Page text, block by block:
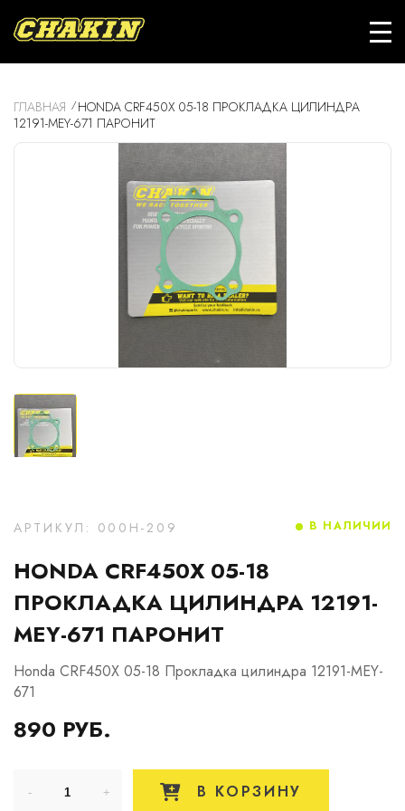
ГЛАВНАЯ
HONDA CRF450X 05-18 ПРОКЛАДКА ЦИЛИНДРА
12191-MEY-671 ПАРОНИТ
АРТИКУЛ: 000H-209
HONDA CRF450X 05-18
ПРОКЛАДКА ЦИЛИНДРА 12191-
MEY-671 ПАРОНИТ
Honda CRF450X 05-18 Прокладка цилиндра 12191-MEY-
671
890 РУБ.
В НАЛИЧИИ
В КОРЗИНУ